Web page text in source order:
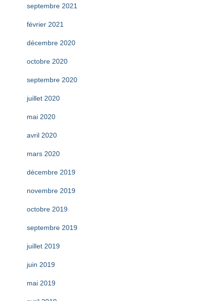
septembre 2021
février 2021
décembre 2020
octobre 2020
septembre 2020
juillet 2020
mai 2020
avril 2020
mars 2020
décembre 2019
novembre 2019
octobre 2019
septembre 2019
juillet 2019
juin 2019
mai 2019